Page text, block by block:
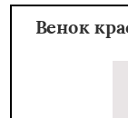
Венок